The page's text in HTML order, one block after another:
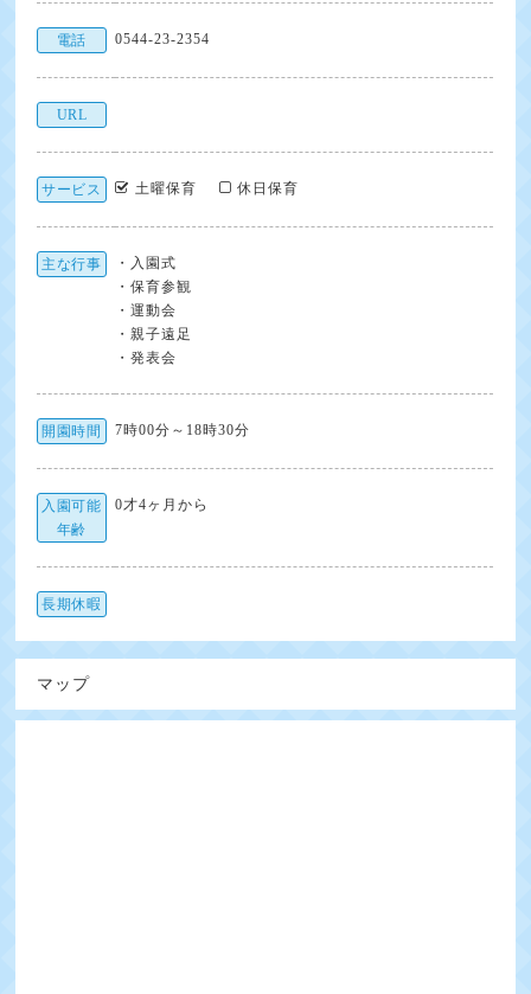
電話 0544-23-2354
URL
サービス 土曜保育 休日保育
主な行事
・入園式
・保育参観
・運動会
・親子遠足
・発表会
開園時間 7時00分～18時30分
入園可能
年齢
0才4ヶ月から
長期休暇
マップ